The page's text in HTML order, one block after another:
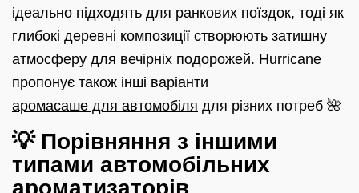
ідеально підходять для ранкових поїздок, тоді як
глибокі деревні композиції створюють затишну
атмосферу для вечірніх подорожей. Hurricane
пропонує також інші варіанти
аромасаше для автомобіля для різних потреб 🌺
💡 Порівняння з іншими
типами автомобільних
ароматизаторів